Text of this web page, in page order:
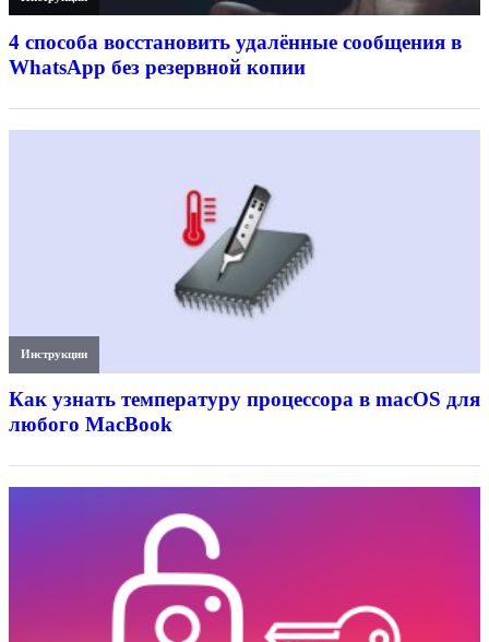
4 способа восстановить удалённые сообщения в
WhatsApp без резервной копии
Инструкции
Как узнать температуру процессора в macOS для
любого MacBook